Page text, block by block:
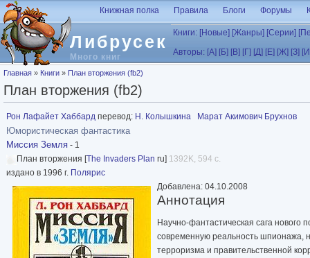
Перейти к основному содержанию
Либрусек
Много книг
Книжная полка Правила Блоги Форумы
Книги: [Новые] [Жанры] [Серии]
Авторы: [А] [Б] [В] [Г] [Д] [Е] [Ж] [З]
Вы здесь
Главная » Книги » План вторжения (fb2)
План вторжения (fb2)
Рон Лафайет Хаббард перевод: Н. Колышкина Марат Акимович Брухнов
Юмористическая фантастика
Миссия Земля - 1
План вторжения [The Invaders Plan ru] 1392K, 594 с.
издано в 1996 г. Полярис
Добавлена: 04.10.2008
Аннотация
Научно-фантастическая сага нового
современную реальность шпионажа,
терроризма и правительственной